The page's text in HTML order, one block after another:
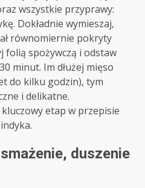
wszystkie przyprawy:
Dokładnie wymieszaj,
równomiernie pokryty
folią spożywczą i odstaw
minut. Im dłużej mięso
do kilku godzin), tym
i delikatne.
etap w przepisie
duszenie